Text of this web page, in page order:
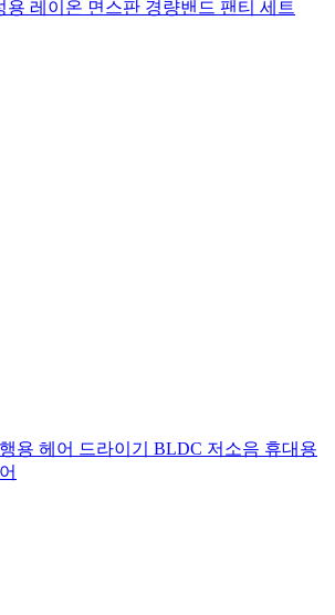
용 레이온 면스판 경량밴드 팬티 세트
용 헤어 드라이기 BLDC 저소음 휴대용